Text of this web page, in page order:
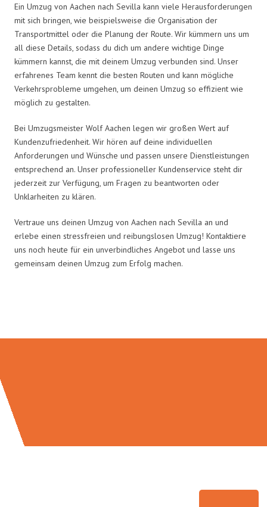
Ein Umzug von Aachen nach Sevilla kann viele Herausforderungen
mit sich bringen, wie beispielsweise die Organisation der
Transportmittel oder die Planung der Route. Wir kümmern uns um
all diese Details, sodass du dich um andere wichtige Dinge
kümmern kannst, die mit deinem Umzug verbunden sind. Unser
erfahrenes Team kennt die besten Routen und kann mögliche
Verkehrsprobleme umgehen, um deinen Umzug so effizient wie
möglich zu gestalten.
Bei Umzugsmeister Wolf Aachen legen wir großen Wert auf
Kundenzufriedenheit. Wir hören auf deine individuellen
Anforderungen und Wünsche und passen unsere Dienstleistungen
entsprechend an. Unser professioneller Kundenservice steht dir
jederzeit zur Verfügung, um Fragen zu beantworten oder
Unklarheiten zu klären.
Vertraue uns deinen Umzug von Aachen nach Sevilla an und
erlebe einen stressfreien und reibungslosen Umzug! Kontaktiere
uns noch heute für ein unverbindliches Angebot und lasse uns
gemeinsam deinen Umzug zum Erfolg machen.